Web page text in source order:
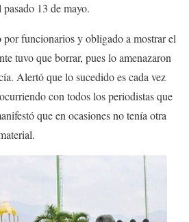
13 de mayo.
funcionarios y obligado a mostrar el
tuvo que borrar, pues lo amenazaron
Alertó que lo sucedido es cada vez
con todos los periodistas que
que en ocasiones no tenía otra